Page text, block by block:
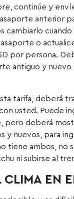
continúe y
anterior
cambiarlo cuando
o
por persona.
antiguo y nuevo
tarifa, deberá
usted. Puede
pero deberá
y nuevos, para
tiene ambos, no
ni subirse al
CLIMA EN